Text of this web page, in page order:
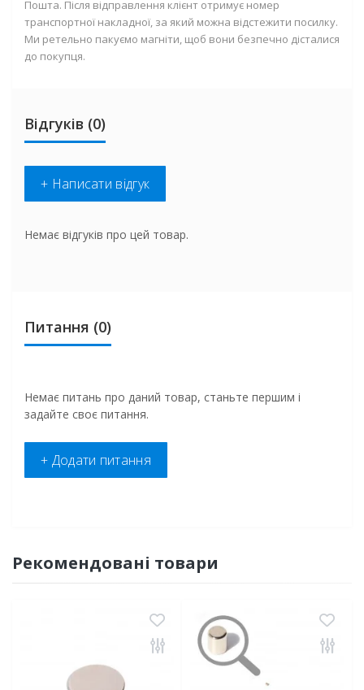
Пошта. Після відправлення клієнт отримує номер
транспортної накладної, за який можна відстежити посилку.
Ми ретельно пакуємо магніти, щоб вони безпечно дісталися
до покупця.
Відгуків (0)
+ Написати відгук
Немає відгуків про цей товар.
Питання (0)
Немає питань про даний товар, станьте першим і
задайте своє питання.
+ Додати питання
Рекомендовані товари